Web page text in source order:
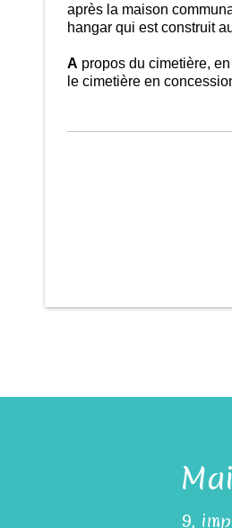
après la maison
hangar qui est construit
A propos du cimetière,
le cimetière en
9,